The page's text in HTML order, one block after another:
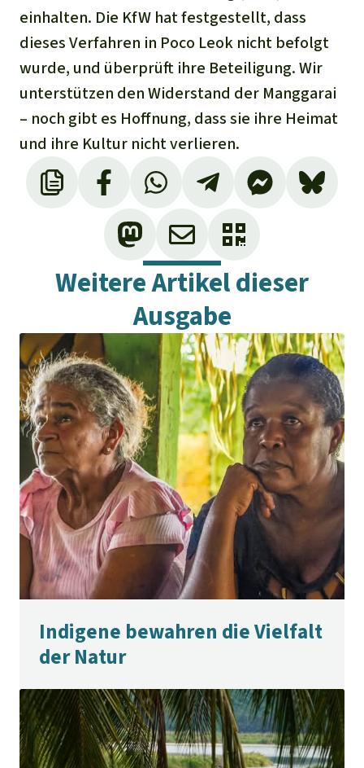
einhalten. Die KfW hat festgestellt, dass
dieses Verfahren in Poco Leok nicht befolgt
wurde, und überprüft ihre Beteiligung. Wir
unterstützen den Widerstand der Manggarai
– noch gibt es Hoffnung, dass sie ihre Heimat
und ihre Kultur nicht verlieren.
Weitere Artikel dieser
Ausgabe
Indigene bewahren die Vielfalt
der Natur